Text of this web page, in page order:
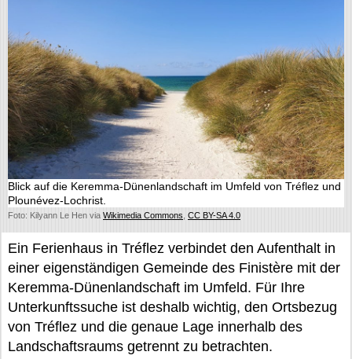
Blick auf die Keremma-Dünenlandschaft im Umfeld von Tréflez und
Plounévez-Lochrist.
Foto: Kilyann Le Hen via Wikimedia Commons CC BY-SA 4.0
Ein Ferienhaus in Tréflez verbindet den Aufenthalt in
einer eigenständigen Gemeinde des Finistère mit der
Keremma-Dünenlandschaft im Umfeld. Für Ihre
Unterkunftssuche ist deshalb wichtig, den Ortsbezug
von Tréflez und die genaue Lage innerhalb des
Landschaftsraums getrennt zu betrachten.